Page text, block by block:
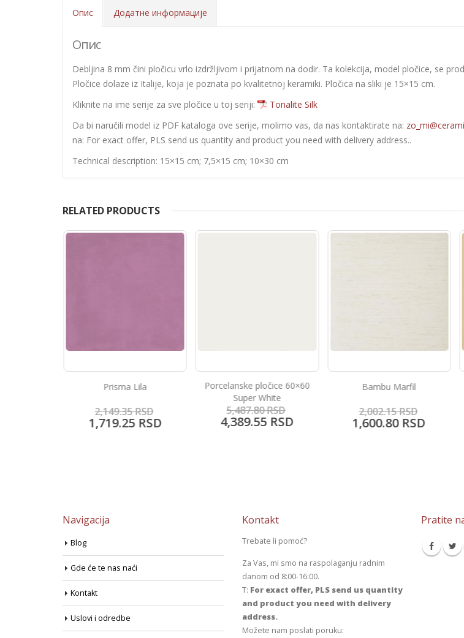
Опис Додатне информације
Опис
Debljina 8 mm čini pločicu vrlo izdržljivom i prijatnom na dodir. Ta kolekcija, model pločice, se
Pločice dolaze iz Italije, koja je poznata po kvalitetnoj keramiki. Pločica na sliki je 15×15 cm.
Kliknite na ime serije za sve pločice u toj seriji:
Tonalite Silk
Da bi naručili model iz PDF kataloga ove serije, molimo vas, da nas kontaktirate na:
na: For exact offer, PLS send us quantity and product you need with delivery address..
Technical description: 15×15 cm; 7,5×15 cm; 10×30 cm
RELATED PRODUCTS
Prisma Lila
2,149.35RSD
1,719.25RSD
Porcelanske pločice 60×60
Super White
5,487.80RSD
4,389.55RSD
Bambu Marfil
2,002.15RSD
1,600.80RSD
Navigacija
Blog
Gde će te nas naći
Kontakt
Uslovi i odredbe
Kontakt
Trebate li pomoć?
Za Vas, mi smo na raspolaganju radnim
danom od 8:00-16:00.
T: For exact offer, PLS send us quantity
and product you need with delivery
address.
Možete nam poslati poruku:
Pratite